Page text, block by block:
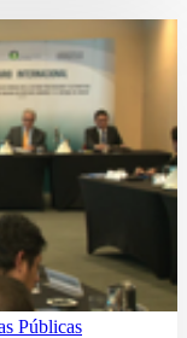
Públicas